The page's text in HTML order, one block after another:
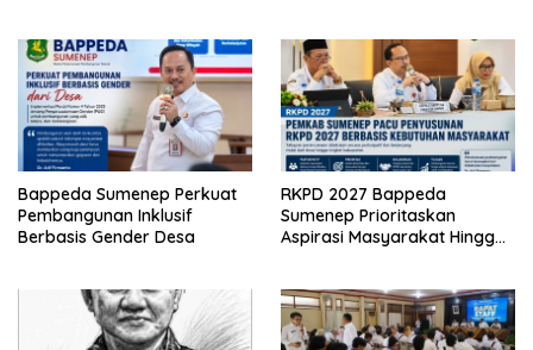
Bappeda Sumenep Perkuat
Pembangunan Inklusif
Berbasis Gender Desa
RKPD 2027 Bappeda
Sumenep Prioritaskan
Aspirasi Masyarakat Hingga